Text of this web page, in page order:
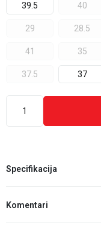
39.5
40
29 28.5
41 35
37.5 37
Specifikacija
Komentari